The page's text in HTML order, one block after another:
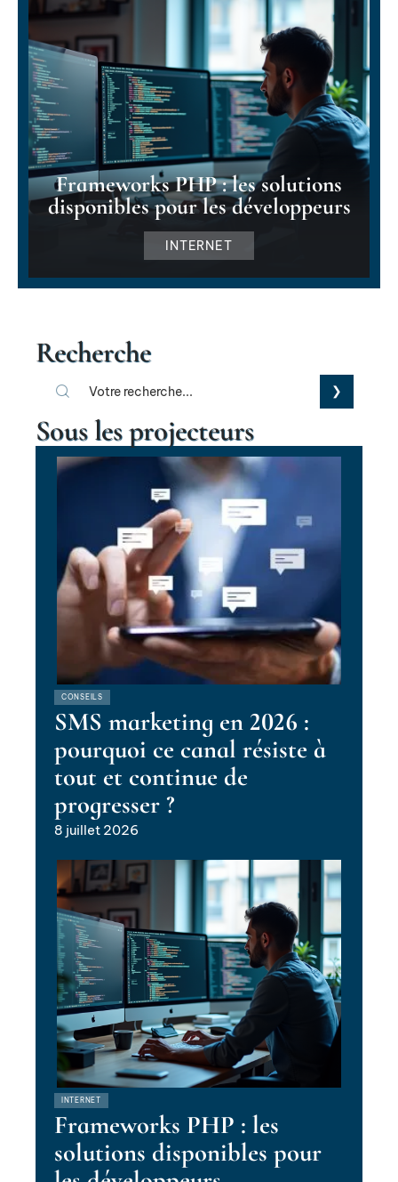
Frameworks PHP : les solutions
disponibles pour les développeurs
INTERNET
Recherche
Sous les projecteurs
CONSEILS
SMS marketing en 2026 :
pourquoi ce canal résiste à
tout et continue de
progresser ?
8 juillet 2026
INTERNET
Frameworks PHP : les
solutions disponibles pour